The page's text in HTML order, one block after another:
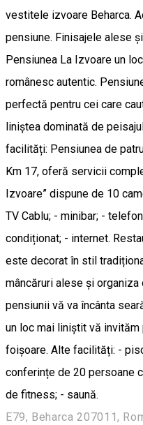
vestitele izvoare Beharca.
pensiune. Finisajele alese
Pensiunea La Izvoare un
românesc autentic.
perfectă pentru cei care
liniștea dominată de
facilități: Pensiunea de
Km 17, oferă servicii
Izvoare” dispune de 10
TV Cablu; - minibar; -
condiționat; - internet.
este decorat în stil
mâncăruri alese și
pensiunii vă va încânta
un loc mai liniștit vă
foișoare. Alte facilități: -
conferințe de 20 persoane
de fitness; - saună.
E79, Beharca 207011,